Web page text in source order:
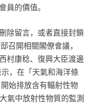
員的價值。
除留言，或者直接封鎖
召開相關閣僚會議，
村康稔、復興大臣渡邊
，在「天氣和海洋條
始排放含有輻射性物
氣中放射性物質的監測